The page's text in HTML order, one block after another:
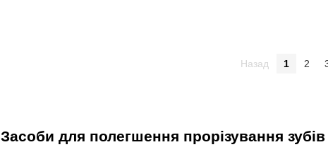
Засоби для полегшення прорізування зубів
Назад 1 2